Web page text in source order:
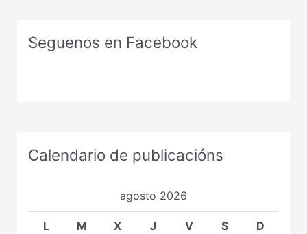
Seguenos en Facebook
Calendario de publicacións
agosto 2026
L M X J V S D